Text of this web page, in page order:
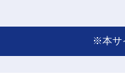
※本サ